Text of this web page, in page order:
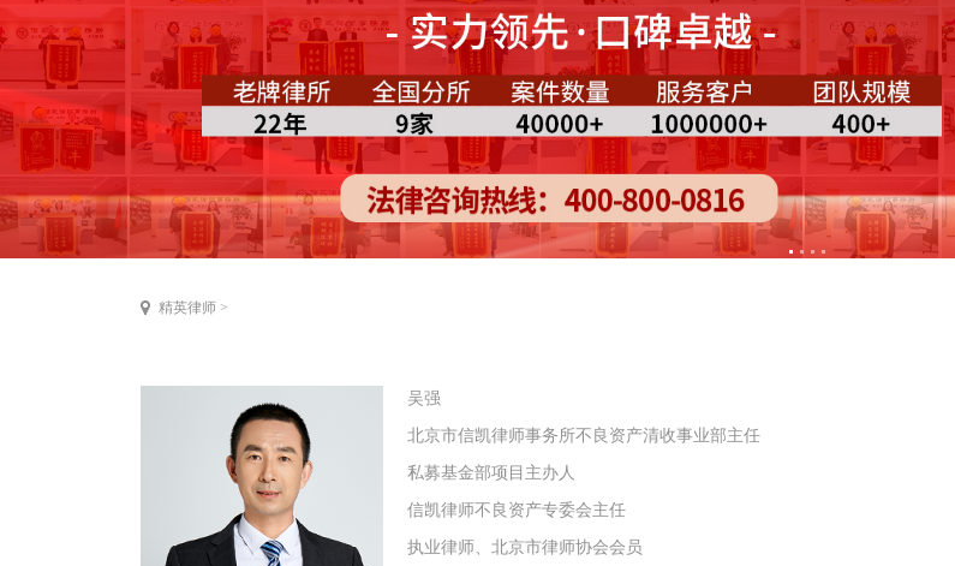
精英律师 >
吴强
北京市信凯律师事务所不良资产清收事业部主任
私募基金部项目主办人
信凯律师不良资产专委会主任
执业律师、北京市律师协会会员